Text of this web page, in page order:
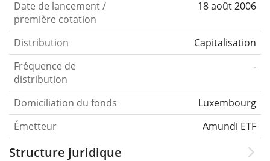
Date de lancement /
première cotation
18 août 2006
Distribution
Capitalisation
Fréquence de
distribution
-
Domiciliation du fonds
Luxembourg
Émetteur
Amundi ETF
Structure juridique